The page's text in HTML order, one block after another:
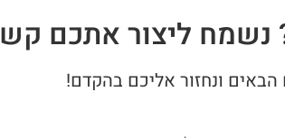
נשמח ליצור אתכם
ונחזור אליכם בהקדם!